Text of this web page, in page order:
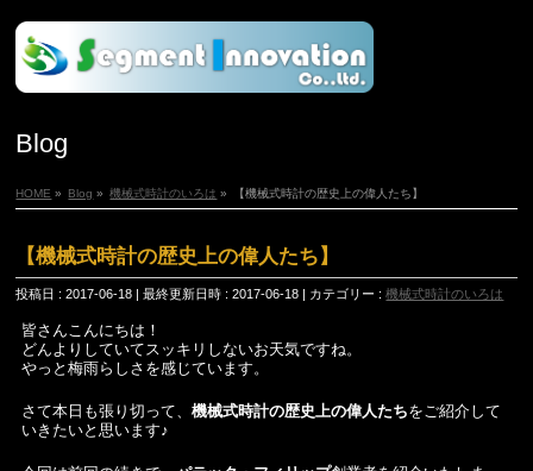
Blog
HOME » Blog » 機械式時計のいろは » 【機械式時計の歴史上の偉人たち】
【機械式時計の歴史上の偉人たち】
投稿日 : 2017-06-18 最終更新日時 : 2017-06-18 カテゴリー :機械式時計のいろは
皆さんこんにちは！
どんよりしていてスッキリしないお天気ですね。
やっと梅雨らしさを感じています。
さて本日も張り切って、機械式時計の歴史上の偉人たちをご紹介して
いきたいと思います♪